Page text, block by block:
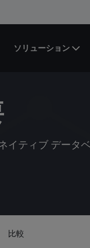
the 製品 Menu
ソリューション
イティブ データ
比較